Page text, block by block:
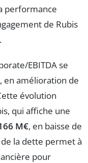
performance
de Rubis
EBITDA se
en amélioration de
évolution
qui affiche une
M€, en baisse de
la dette permet à
pour